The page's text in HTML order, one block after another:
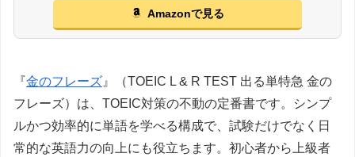
Amazonで見る
『金のフレーズ 』（TOEIC L & R TEST 出る単特急 金の
フレーズ）は、TOEIC対策の不動の定番書です。シンプ
ルかつ効率的に単語を学べる構成で、試験だけでなく日
常的な英語力の向上にも役立ちます。初心者から上級者